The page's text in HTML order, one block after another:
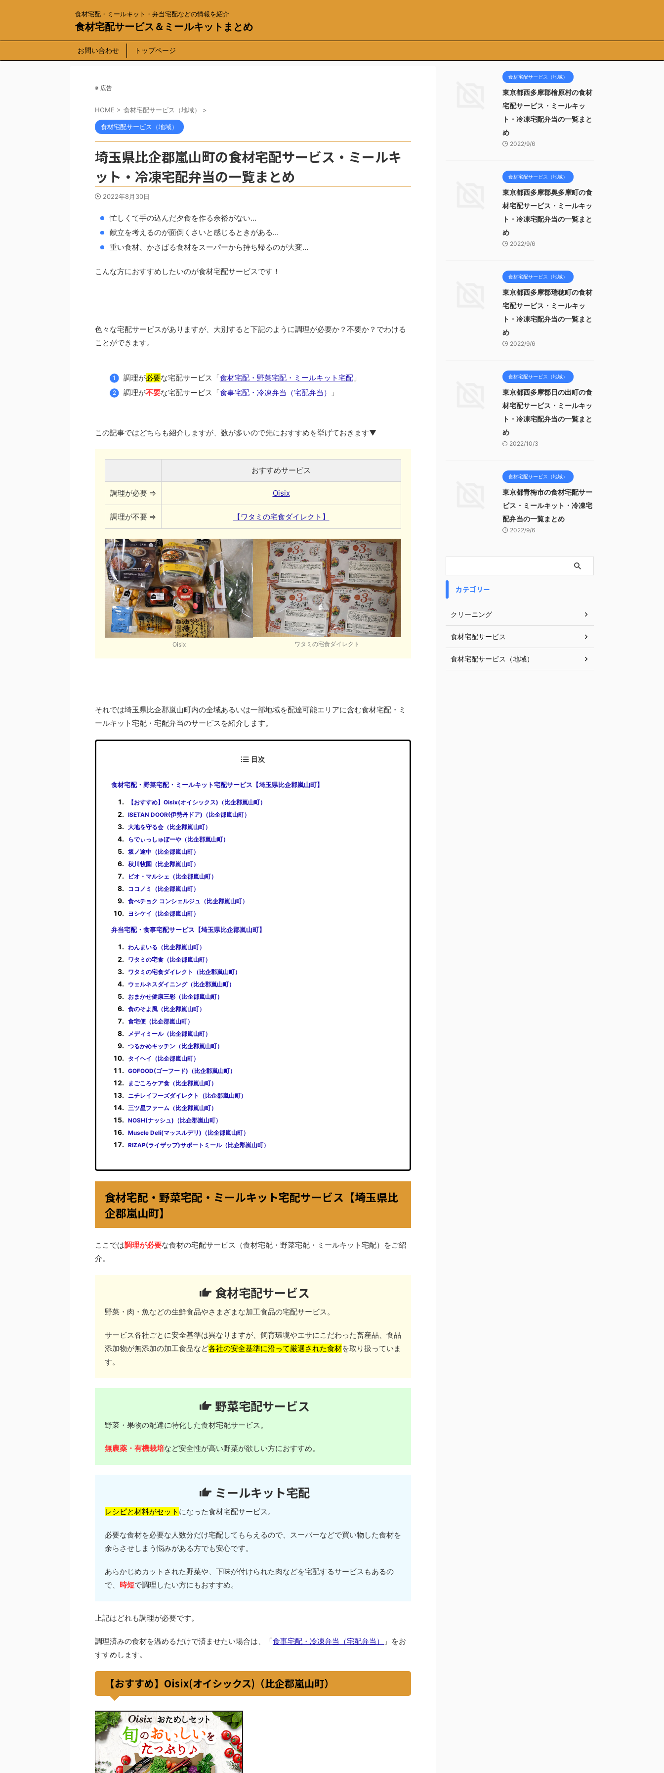
食材宅配・ミールキット・弁当宅配などの情報を紹介
食材宅配サービス＆ミールキットまとめ
お問い合わせ トップページ
※ 広告
HOME > 食材宅配サービス（地域） >
食材宅配サービス（地域）
埼玉県比企郡嵐山町の食材宅配サービス・ミールキ
ット・冷凍宅配弁当の一覧まとめ
2022年8月30日
忙しくて手の込んだ夕食を作る余裕がない…
献立を考えるのが面倒くさいと感じるときがある…
重い食材、かさばる食材をスーパーから持ち帰るのが大変…
こんな方におすすめしたいのが食材宅配サービスです！
色々な宅配サービスがありますが、大別すると下記のように調理が必要か？不要か？でわける
ことができます。
調理が必要な宅配サービス「食材宅配・野菜宅配・ミールキット宅配」
調理が不要な宅配サービス「食事宅配・冷凍弁当（宅配弁当） 」
この記事ではどちらも紹介しますが、数が多いので先におすすめを挙げておきます▼
おすすめサービス
調理が必要 ⇒ Oisix
調理が不要 ⇒ 【ワタミの宅食ダイレクト】
Oisix ワタミの宅食ダイレクト
それでは埼玉県比企郡嵐山町内の全域あるいは一部地域を配達可能エリアに含む食材宅配・ミ
ールキット宅配・宅配弁当のサービスを紹介します。
目次
食材宅配・野菜宅配・ミールキット宅配サービス【埼玉県比企郡嵐山町】
【おすすめ】Oisix(オイシックス)（比企郡嵐山町）
ISETAN DOOR(伊勢丹ドア)（比企郡嵐山町）
大地を守る会（比企郡嵐山町）
らでぃっしゅぼーや（比企郡嵐山町）
坂ノ途中（比企郡嵐山町）
秋川牧園（比企郡嵐山町）
ビオ・マルシェ（比企郡嵐山町）
ココノミ（比企郡嵐山町）
食べチョク コンシェルジュ（比企郡嵐山町）
ヨシケイ（比企郡嵐山町）
弁当宅配・食事宅配サービス【埼玉県比企郡嵐山町】
わんまいる（比企郡嵐山町）
ワタミの宅食（比企郡嵐山町）
ワタミの宅食ダイレクト（比企郡嵐山町）
ウェルネスダイニング（比企郡嵐山町）
おまかせ健康三彩（比企郡嵐山町）
食のそよ風（比企郡嵐山町）
食宅便（比企郡嵐山町）
メディミール（比企郡嵐山町）
つるかめキッチン（比企郡嵐山町）
タイヘイ（比企郡嵐山町）
GOFOOD(ゴーフード)（比企郡嵐山町）
まごころケア食（比企郡嵐山町）
ニチレイフーズダイレクト（比企郡嵐山町）
三ツ星ファーム（比企郡嵐山町）
NOSH(ナッシュ)（比企郡嵐山町）
Muscle Deli(マッスルデリ)（比企郡嵐山町）
RIZAP(ライザップ)サポートミール（比企郡嵐山町）
食材宅配・野菜宅配・ミールキット宅配サービス【埼玉県比
企郡嵐山町】
ここでは調理が必要な食材の宅配サービス（食材宅配・野菜宅配・ミールキット宅配）をご紹
介。
食材宅配サービス
野菜・肉・魚などの生鮮食品やさまざまな加工食品の宅配サービス。
サービス各社ごとに安全基準は異なりますが、飼育環境やエサにこだわった畜産品、食品
添加物が無添加の加工食品など各社の安全基準に沿って厳選された食材を取り扱っていま
す。
野菜宅配サービス
野菜・果物の配達に特化した食材宅配サービス。
無農薬・有機栽培など安全性が高い野菜が欲しい方におすすめ。
ミールキット宅配
レシピと材料がセット になった食材宅配サービス。
必要な食材を必要な人数分だけ宅配してもらえるので、スーパーなどで買い物した食材を
余らさせしまう悩みがある方でも安心です。
あらかじめカットされた野菜や、下味が付けられた肉などを宅配するサービスもあるの
で、 時短で調理したい方にもおすすめ。
上記はどれも調理が必要です。
調理済みの食材を温めるだけで済ませたい場合は、「食事宅配・冷凍弁当（宅配弁当）
」をお
すすめします。
【おすすめ】Oisix(オイシックス)（比企郡嵐山町）
食材宅配サービス（地域）
東京都西多摩郡檜原村の食材
宅配サービス・ミールキッ
ト・冷凍宅配弁当の一覧まと
め
2022/9/6
食材宅配サービス（地域）
東京都西多摩郡奥多摩町の食
材宅配サービス・ミールキッ
ト・冷凍宅配弁当の一覧まと
め
2022/9/6
食材宅配サービス（地域）
東京都西多摩郡瑞穂町の食材
宅配サービス・ミールキッ
ト・冷凍宅配弁当の一覧まと
め
2022/9/6
食材宅配サービス（地域）
東京都西多摩郡日の出町の食
材宅配サービス・ミールキッ
ト・冷凍宅配弁当の一覧まと
め
2022/10/3
食材宅配サービス（地域）
東京都青梅市の食材宅配サー
ビス・ミールキット・冷凍宅
配弁当の一覧まとめ
2022/9/6
カテゴリー
クリーニング
食材宅配サービス
食材宅配サービス（地域）